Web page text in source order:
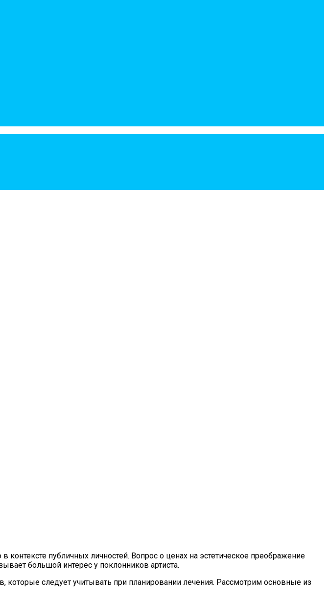
контексте публичных личностей. Вопрос о ценах на эстетическое преображение
большой интерес у поклонников артиста.
следует учитывать при планировании лечения. Рассмотрим основные из